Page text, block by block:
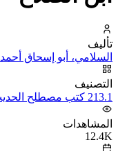
تأليف
السلامي، أبو إسحاق
التصنيف
213.1 كتب مصطلح الحديث
المشاهدات
12.4K